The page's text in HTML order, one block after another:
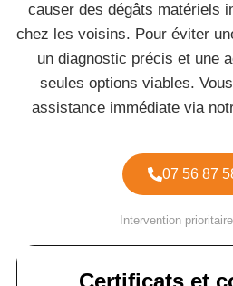
causer des dégâts matériels
chez les voisins. Pour éviter
un diagnostic précis et une
seules options viables.
assistance immédiate via
07 56 87
Intervention
Certificats et